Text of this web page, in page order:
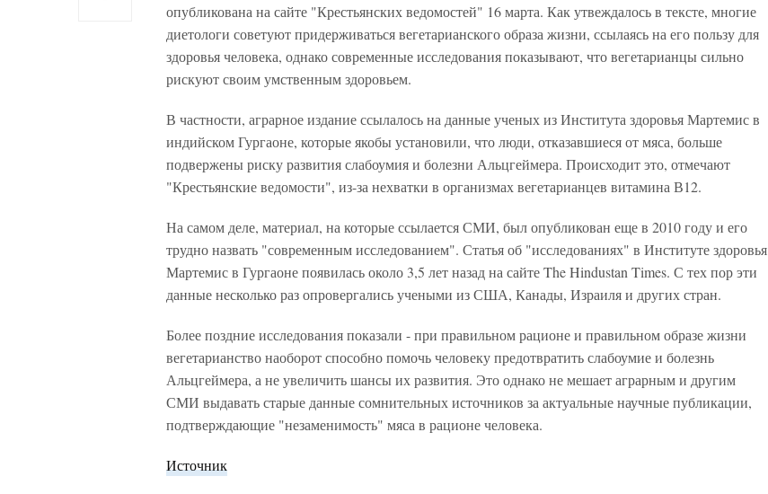
опубликована на сайте "Крестьянских ведомостей" 16 марта. Как утвеждалось в тексте, многие
диетологи советуют придерживаться вегетарианского образа жизни, ссылаясь на его пользу для
здоровья человека, однако современные исследования показывают, что вегетарианцы сильно
рискуют своим умственным здоровьем.
В частности, аграрное издание ссылалось на данные ученых из Института здоровья Мартемис в
индийском Гургаоне, которые якобы установили, что люди, отказавшиеся от мяса, больше
подвержены риску развития слабоумия и болезни Альцгеймера. Происходит это, отмечают
"Крестьянские ведомости", из-за нехватки в организмах вегетарианцев витамина В12.
На самом деле, материал, на которые ссылается СМИ, был опубликован еще в 2010 году и его
трудно назвать "современным исследованием". Статья об "исследованиях" в Институте здоровья
Мартемис в Гургаоне появилась около 3,5 лет назад на сайте The Hindustan Times. С тех пор эти
данные несколько раз опровергались учеными из США, Канады, Израиля и других стран.
Более поздние исследования показали - при правильном рационе и правильном образе жизни
вегетарианство наоборот способно помочь человеку предотвратить слабоумие и болезнь
Альцгеймера, а не увеличить шансы их развития. Это однако не мешает аграрным и другим
СМИ выдавать старые данные сомнительных источников за актуальные научные публикации,
подтверждающие "незаменимость" мяса в рационе человека.
Источник